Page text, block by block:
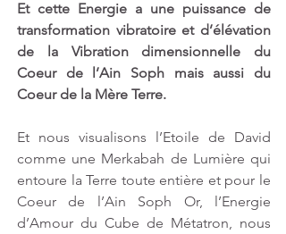
Et cette Energie a une puissance de
transformation vibratoire et d’élévation
de la Vibration dimensionnelle du
Coeur de l’Ain Soph mais aussi du
Coeur de la Mère Terre.
Et nous visualisons l’Etoile de David
comme une Merkabah de Lumière qui
entoure la Terre toute entière et pour le
Coeur de l’Ain Soph Or, l’Energie
d’Amour du Cube de Métatron, nous